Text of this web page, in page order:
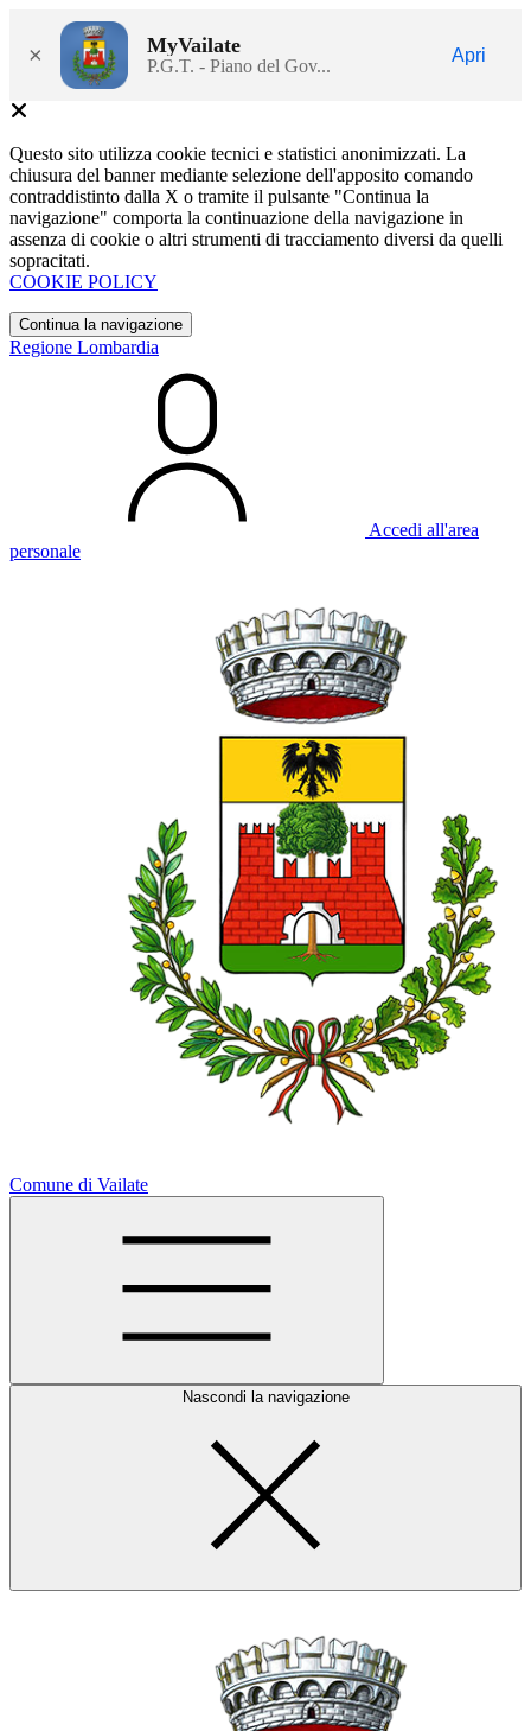
× MyVailate
P.G.T. - Piano del Gov...
Apri
Questo sito utilizza cookie tecnici e statistici anonimizzati. La
chiusura del banner mediante selezione dell'apposito comando
contraddistinto dalla X o tramite il pulsante "Continua la
navigazione" comporta la continuazione della navigazione in
assenza di cookie o altri strumenti di tracciamento diversi da quelli
sopracitati.
COOKIE POLICY
Continua la navigazione
Regione Lombardia
Accedi all'area
personale
Comune di Vailate
Nascondi la navigazione